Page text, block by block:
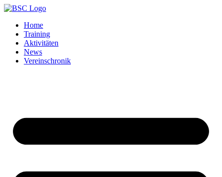
Home
Training
Aktivitäten
News
Vereinschronik